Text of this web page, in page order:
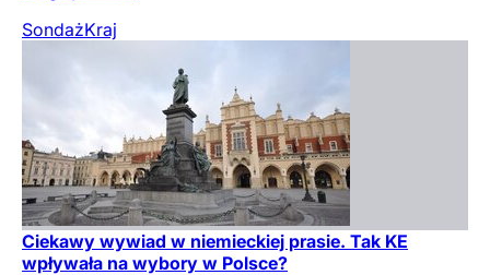
SondażKraj
Ciekawy wywiad w niemieckiej prasie. Tak KE
wpływała na wybory w Polsce?